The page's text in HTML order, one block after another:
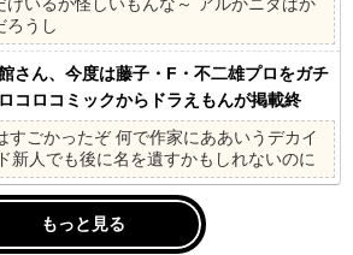
ろうし
館さん、今度は藤子・F・不二雄プロをガチ
コロコミックからドラえもんが掲載終
3人が更迭&出勤禁止になってしまう
すごかったぞ 何で作家にああいうデカイ
新人でも後に名を遺すかもしれないのに
もっと見る